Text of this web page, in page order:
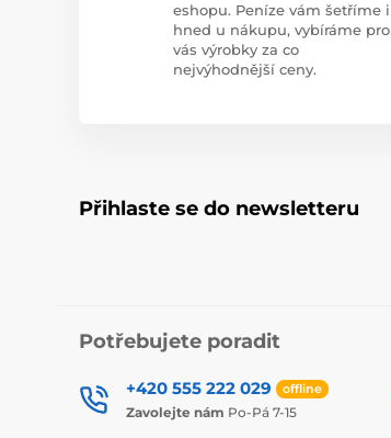
eshopu. Peníze vám šetříme i
hned u nákupu, vybíráme pro
vás výrobky za co
nejvýhodnější ceny.
Přihlaste se do newsletteru
Potřebujete poradit
+420 555 222 029 offline
Zavolejte nám Po-Pá 7-15